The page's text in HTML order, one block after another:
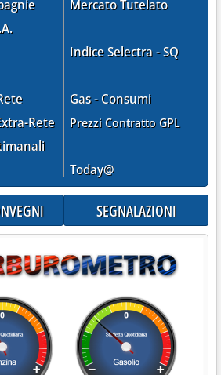
Rete
Mercato Tutelato
Indice Selectra - SQ
Gas - Consumi
Prezzi Contratto GPL
Today@
SEGNALAZIONI